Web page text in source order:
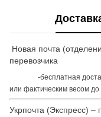
Новая почта
перевозчика
-бесплатная
или фактическим весом до
Укрпочта (Экспресс) –